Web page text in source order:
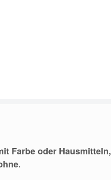
Farbe oder Hausmitteln,